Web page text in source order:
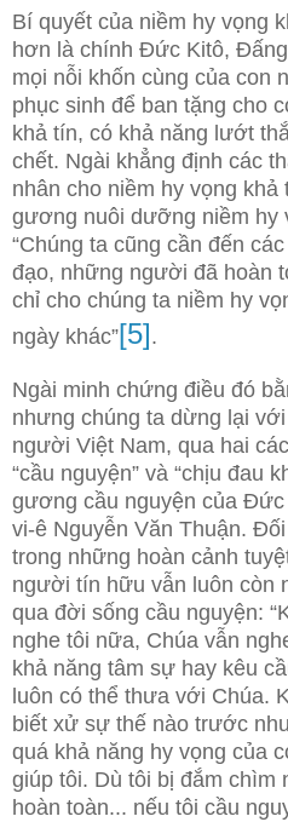
Bí quyết của niềm hy vọng
hơn là chính Đức Kitô,
mọi nỗi khốn cùng của con
phục sinh để ban tặng cho
khả tín, có khả năng lướt
chết. Ngài khẳng định các
nhân cho niềm hy vọng
gương nuôi dưỡng niềm hy
“Chúng ta cũng cần đến
đạo, những người đã hoàn
chỉ cho chúng ta niềm hy
ngày khác”[5].
Ngài minh chứng điều đó
nhưng chúng ta dừng lại
người Việt Nam, qua hai
“cầu nguyện” và “chịu đau
gương cầu nguyện của
vi-ê Nguyễn Văn Thuận.
trong những hoàn cảnh
người tín hữu vẫn luôn còn
qua đời sống cầu nguyện:
nghe tôi nữa, Chúa vẫn
khả năng tâm sự hay kêu
luôn có thể thưa với Chúa.
biết xử sự thế nào trước
quá khả năng hy vọng của
giúp tôi. Dù tôi bị đắm chìm
hoàn toàn... nếu tôi cầu